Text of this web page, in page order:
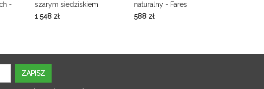
-
szarym siedziskiem
tapicerowanym - Fazo 5X
1 548 zł
naturalny - Fares
588 zł
ZAPISZ